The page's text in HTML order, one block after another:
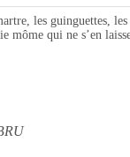
les guinguettes, les
qui ne s’en